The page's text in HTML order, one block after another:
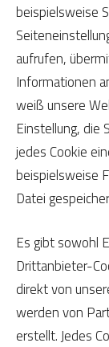
beispielsweise
aufrufen,
Informationen
weiß unsere
Einstellung, die
jedes Cookie
beispielsweise
Datei
Es gibt sowohl
Drittanbieter-
direkt von
werden von
erstellt. Jedes